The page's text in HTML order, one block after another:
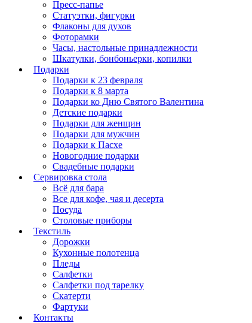
Пресс-папье
Статуэтки, фигурки
Флаконы для духов
Фоторамки
Часы, настольные принадлежности
Шкатулки, бонбоньерки, копилки
Подарки
Подарки к 23 февраля
Подарки к 8 марта
Подарки ко Дню Святого Валентина
Детские подарки
Подарки для женщин
Подарки для мужчин
Подарки к Пасхе
Новогодние подарки
Свадебные подарки
Сервировка стола
Всё для бара
Все для кофе, чая и десерта
Посуда
Столовые приборы
Текстиль
Дорожки
Кухонные полотенца
Пледы
Салфетки
Салфетки под тарелку
Скатерти
Фартуки
Контакты